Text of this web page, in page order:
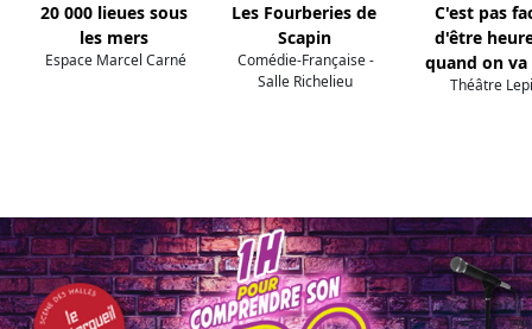
20 000 lieues sous
les mers
Espace Marcel Carné
Les Fourberies de
Scapin
Comédie-Française -
Salle Richelieu
C'est pas
d'être
quand on va
Théâtre